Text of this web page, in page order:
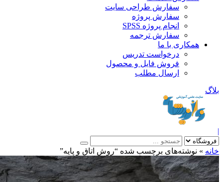
سفارش طراحی سایت
سفارش پروژه
انجام پروژه SPSS
سفارش ترجمه
همکاری با ما
درخواست تدریس
فروش فایل و محصول
ارسال مطلب
»نوشته‌های برچسب شده “روش اتاق و پایه”